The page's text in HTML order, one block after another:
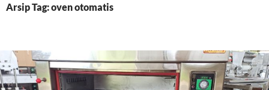
Arsip Tag: oven otomatis